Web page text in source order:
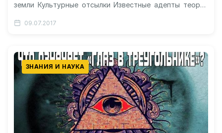
земли Культурные отсылки Известные адепты теории
«плоскоземельной» теории…
09.07.2017
ЗНАНИЯ И НАУКА